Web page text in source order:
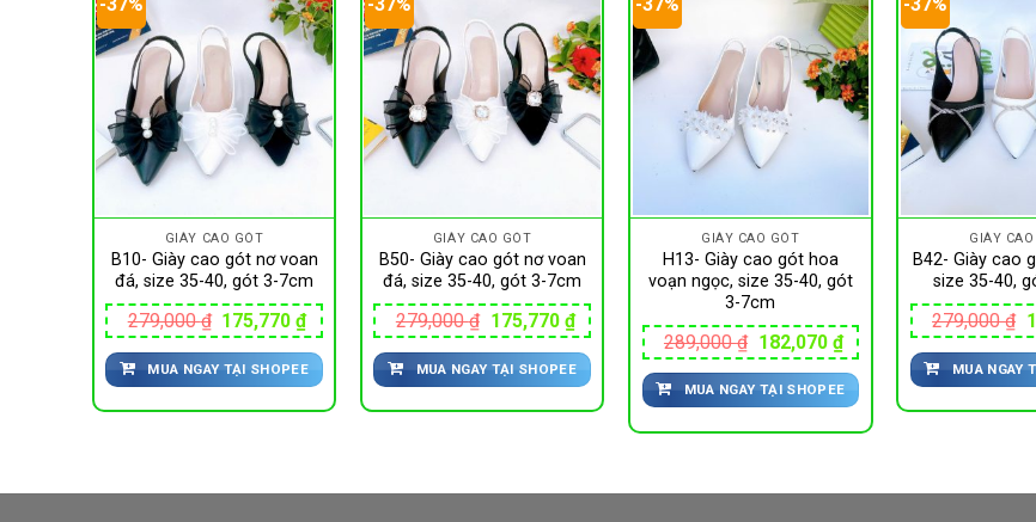
GIÀY CAO GÓT
B10- Giày cao gót nơ voan
đá, size 35-40, gót 3-7cm
279,000₫ Giá
gốc
là:
279,000 ₫.
175,770₫Giá
hiện
tại
là:
175,770 ₫.
MUA NGAY TẠI SHOPEE
GIÀY CAO GÓT
B50- Giày cao gót nơ voan
đá, size 35-40, gót 3-7cm
279,000₫ Giá
gốc
là:
279,000 ₫.
175,770 ₫Giá
hiện
tại
là:
175,770 ₫.
MUA NGAY TẠI SHOPEE
GIÀY CAO GÓT
H13- Giày cao gót hoa
voạn ngọc, size 35-40, gót
3-7cm
289,000₫ Giá
gốc
là:
289,000 ₫.
182,070 ₫Giá
hiện
tại
là:
182,070 ₫.
MUA NGAY TẠI SHOPEE
GIÀY
B42- Giày cao
size 35-40,
279,000₫
MUA NGAY
167,400 ₫.